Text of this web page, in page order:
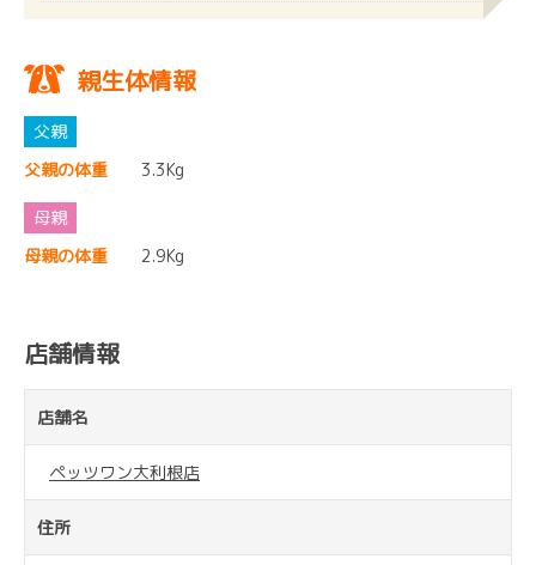
親生体情報
父親の体重 3.3Kg
母親の体重 2.9Kg
店舗情報
店舗名
ペッツワン大利根店
住所